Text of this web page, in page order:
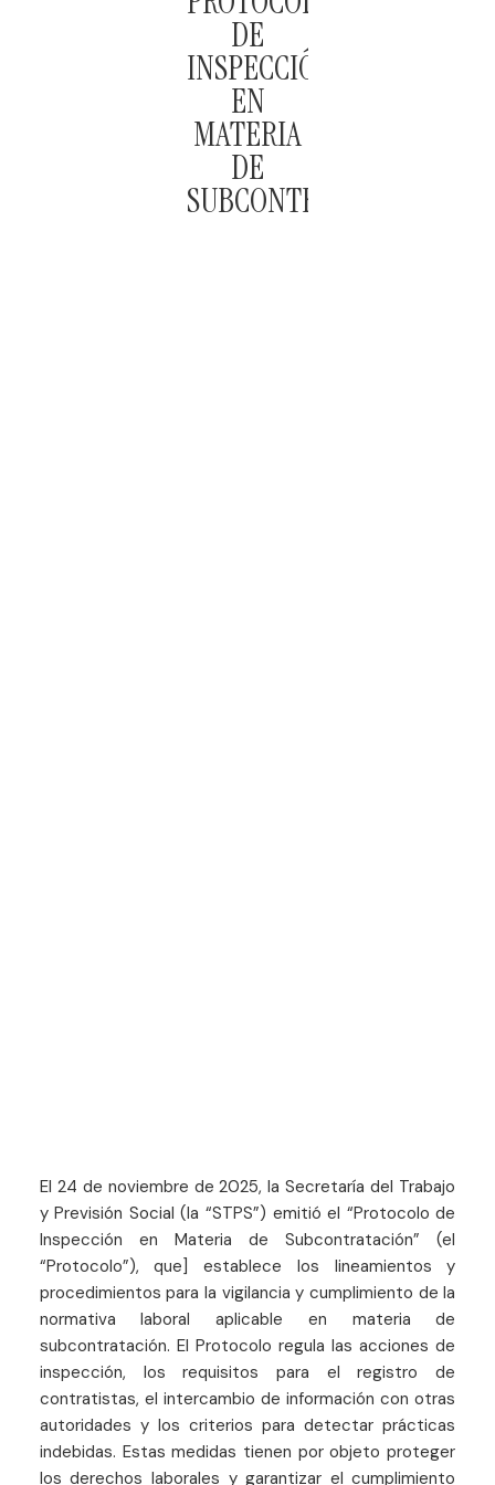
DE
INSPECCIÓN
EN
MATERIA
DE
SUBCONTRATACIÓN
El 24 de noviembre de 2025, la Secretaría del Trabajo
y Previsión Social (la “STPS”) emitió el “Protocolo de
Inspección en Materia de Subcontratación” (el
“Protocolo”), que] establece los lineamientos y
procedimientos para la vigilancia y cumplimiento de la
normativa laboral aplicable en materia de
subcontratación. El Protocolo regula las acciones de
inspección, los requisitos para el registro de
contratistas, el intercambio de información con otras
autoridades y los criterios para detectar prácticas
indebidas. Estas medidas tienen por objeto proteger
los derechos laborales y garantizar el cumplimiento